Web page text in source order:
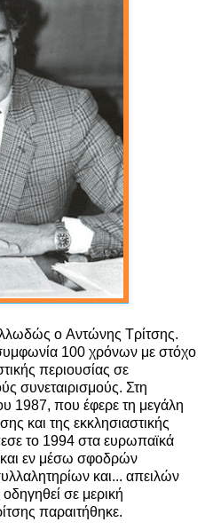
ο Αντώνης Τρίτσης.
100 χρόνων με στόχο
περιουσίας σε
συνεταιρισμούς. Στη
1987, που έφερε τη μεγάλη
και της εκκλησιαστικής
το 1994 στα ευρωπαϊκά
και εν μέσω σφοδρών
και... απειλών
σε μερική
παραιτήθηκε.